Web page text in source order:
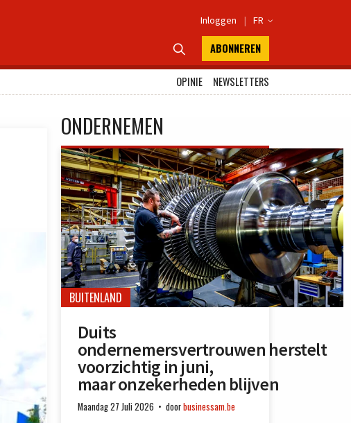
Inloggen | FR 
 ABONNEREN
OPINIE
NEWSLETTERS
ONDERNEMEN
BUITENLAND
Duits
ondernemersvertrouwen herstelt
voorzichtig in juni,
maar onzekerheden blijven
Maandag 27 Juli 2026 doorbusinessam.be